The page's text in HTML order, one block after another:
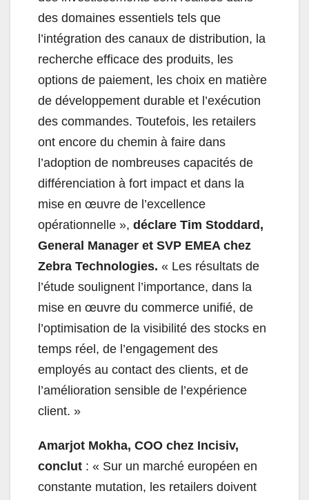
des domaines essentiels tels que
l’intégration des canaux de distribution, la
recherche efficace des produits, les
options de paiement, les choix en matière
de développement durable et l’exécution
des commandes. Toutefois, les retailers
ont encore du chemin à faire dans
l’adoption de nombreuses capacités de
différenciation à fort impact et dans la
mise en œuvre de l’excellence
opérationnelle », déclare Tim Stoddard,
General Manager et SVP EMEA chez
Zebra Technologies. « Les résultats de
l’étude soulignent l’importance, dans la
mise en œuvre du commerce unifié, de
l’optimisation de la visibilité des stocks en
temps réel, de l’engagement des
employés au contact des clients, et de
l’amélioration sensible de l’expérience
client. »
Amarjot Mokha, COO chez Incisiv,
conclut : « Sur un marché européen en
constante mutation, les retailers doivent